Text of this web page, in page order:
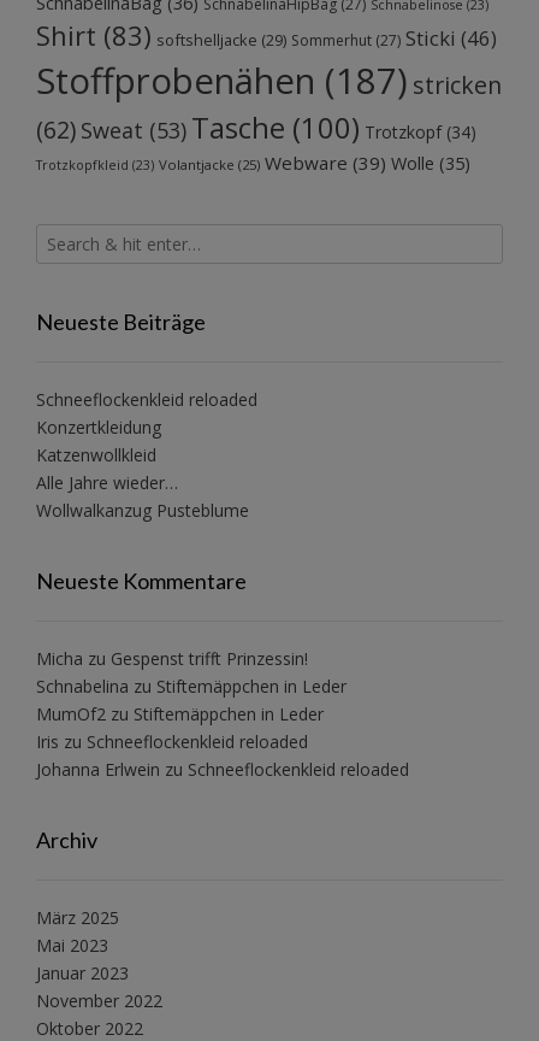
Schnabelinose (23)
Shirt (83) softshelljacke (29) Sommerhut (27) Sticki (46)
Stoffprobenähen (187) stricken
(62) Sweat (53) Tasche (100) Trotzkopf(34)
Trotzkopfkleid (23) Volantjacke (25) Webware (39) Wolle (35)
Neueste Beiträge
Schneeflockenkleid reloaded
Konzertkleidung
Katzenwollkleid
Alle Jahre wieder…
Wollwalkanzug Pusteblume
Neueste Kommentare
Micha zu Gespenst trifft Prinzessin!
Schnabelina zu Stiftemäppchen in Leder
MumOf2 zu Stiftemäppchen in Leder
Iris zu Schneeflockenkleid reloaded
Johanna Erlwein zu Schneeflockenkleid reloaded
Archiv
März 2025
Mai 2023
Januar 2023
November 2022
Oktober 2022